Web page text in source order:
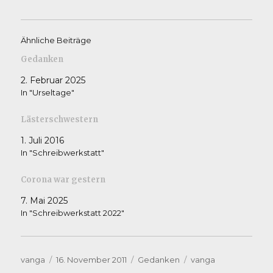
Ähnliche Beiträge
Gedanken
2. Februar 2025
In "Urseltage"
Lästerschwestern
1. Juli 2016
In "Schreibwerkstatt"
Corona war gestern
7. Mai 2025
In "Schreibwerkstatt 2022"
Autor
vanga
Veröffentlicht
16. November 2011 Kategorien
Gedanken Schlagwörter
vanga